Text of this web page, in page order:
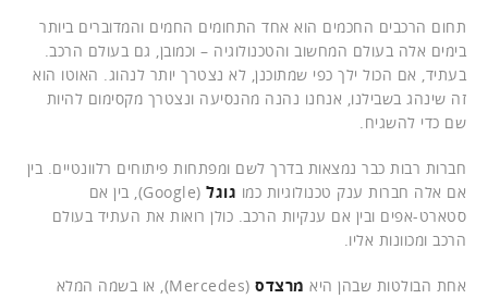
תחום הרכבים החכמים הוא אחד התחומים החמים והמדוברים ביותר
בימים אלה בעולם המחשוב והטכנולוגיה – וכמובן, גם בעולם הרכב.
בעתיד, אם הכול ילך כפי שמתוכנן, לא נצטרך יותר לנהוג. האוטו הוא
זה שינהג בשבילנו, אנחנו נהנה מהנסיעה ונצטרך מקסימום להיות
שם כדי להשגיח.
חברות רבות כבר נמצאות בדרך לשם ומפתחות פיתוחים רלוונטיים. בין
אם אלה חברות ענק טכנולוגיות כמו גוגל
(Google), בין אם
סטארט-אפים ובין אם ענקיות הרכב. כולן רואות את העתיד בעולם
הרכב ומכוונות אליו.
אחת הבולטות שבהן היא מרצדס (Mercedes), או בשמה המלא